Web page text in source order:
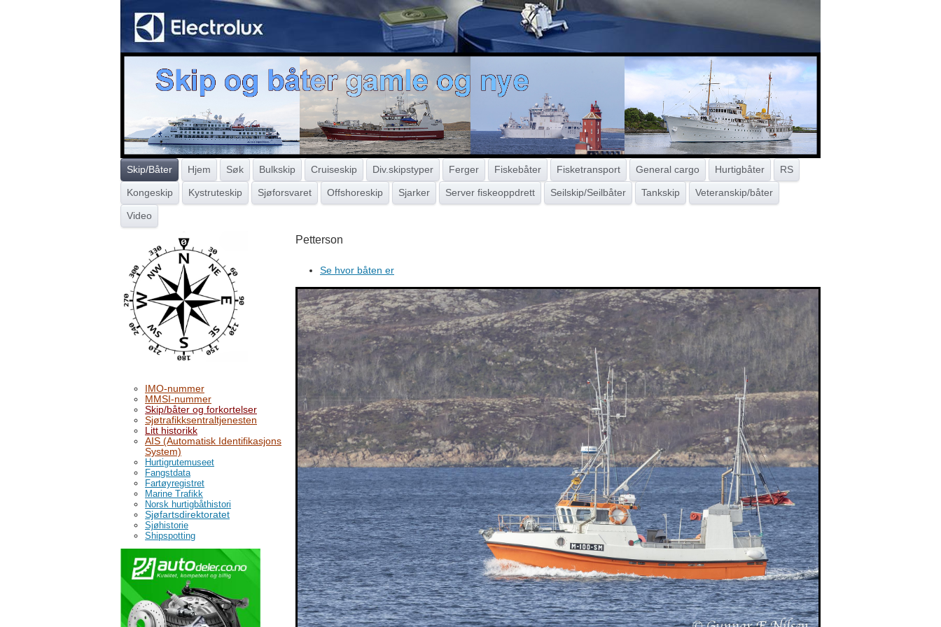
Skip/Båter Hjem Søk Bulkskip Cruiseskip Div.skipstyper Ferger Fiskebåter Fisketransport General cargo Hurtigbåter RS
Kongeskip Kystruteskip Sjøforsvaret Offshoreskip Sjarker Server fiskeoppdrett Seilskip/Seilbåter Tankskip Veteranskip/båter
Video
IMO-nummer
MMSI-nummer
Skip/båter og forkortelser
Sjøtrafikksentraltjenesten
Litt historikk
AIS (Automatisk Identifikasjons
System)
Hurtigrutemuseet
Fangstdata
Fartøyregistret
Marine Trafikk
Norsk hurtigbåthistori
Sjøfartsdirektoratet
Sjøhistorie
Shipspotting
Petterson
Se hvor båten er